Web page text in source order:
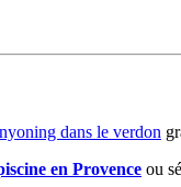
dans le verdon
en Provence ou